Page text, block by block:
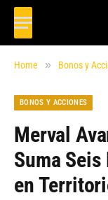
Home » Bonos y
BONOS Y ACCIONES
Merval
Suma
en